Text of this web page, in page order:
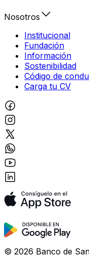
Nosotros
Institucional
Fundación
Información
Sostenibilidad
Código de
Carga tu CV
© 2026 Banco de